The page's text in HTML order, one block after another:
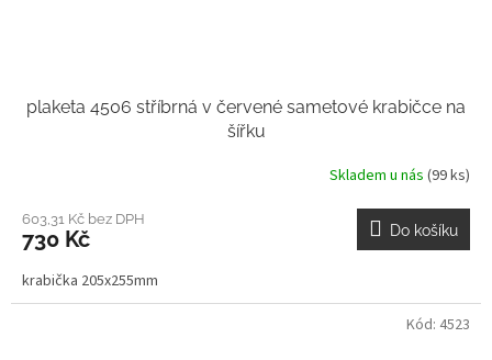
plaketa 4506 stříbrná v červené sametové krabičce na
šířku
Skladem u nás (99 ks)
603,31 Kč bez DPH
730 Kč Do košíku
krabička 205x255mm
Kód: 4523